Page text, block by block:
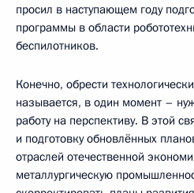
просил в наступающем году
программы в области
беспилотников.
Конечно, обрести
называется, в один момент –
работу на перспективу. В этой
и подготовку обновлённых
отраслей отечественной
металлургическую